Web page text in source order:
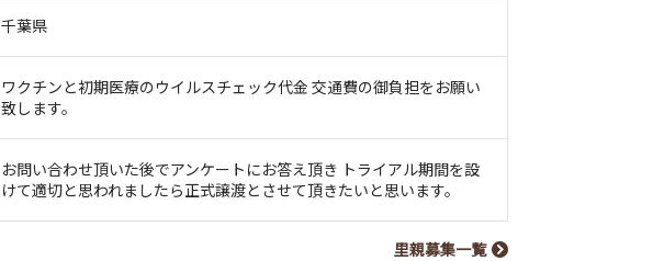
千葉県
ワクチンと初期医療のウイルスチェック代金 交通費の御負担をお願い
致します。
お問い合わせ頂いた後でアンケートにお答え頂き トライアル期間を設
けて適切と思われましたら正式譲渡とさせて頂きたいと思います。
里親募集一覧